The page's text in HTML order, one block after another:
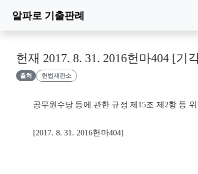
알파로 기출판례
헌재 2017. 8. 31. 2016헌마404 [기
출처 헌법재판소
공무원수당 등에 관한 규정 제15조 제2항 등
[2017. 8. 31. 2016헌마404]